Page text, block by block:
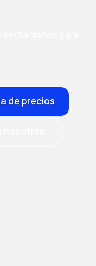
de precios